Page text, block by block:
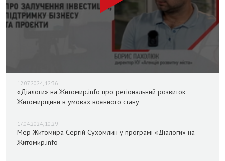
12.07.2024, 12:36
«Діалоги» на Житомир.info про регіональний розвиток
Житомирщини в умовах воєнного стану
17.04.2024, 10:29
Мер Житомира Сергій Сухомлин у програмі «Діалоги» на
Житомир.info